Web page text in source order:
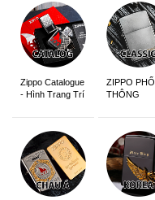
Zippo Catalogue
- Hình Trang Trí
ZIPPO PHỔ
THÔNG